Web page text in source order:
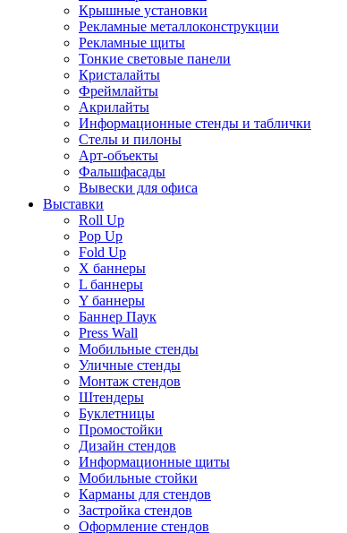
Крышные установки
Рекламные металлоконструкции
Рекламные щиты
Тонкие световые панели
Кристалайты
Фреймлайты
Акрилайты
Информационные стенды и таблички
Стелы и пилоны
Арт-объекты
Фальшфасады
Вывески для офиса
Выставки
Roll Up
Pop Up
Fold Up
Х баннеры
L баннеры
Y баннеры
Баннер Паук
Press Wall
Мобильные стенды
Уличные стенды
Монтаж стендов
Штендеры
Буклетницы
Промостойки
Дизайн стендов
Информационные щиты
Мобильные стойки
Карманы для стендов
Застройка стендов
Оформление стендов